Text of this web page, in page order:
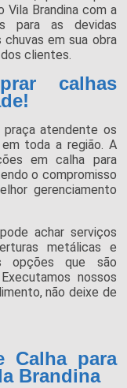
Vila Brandina com a
para as devidas
em sua obra
clientes.
calhas
atendente os
toda a região. A
em calha para
o compromisso
gerenciamento
achar serviços
metálicas e
opções que são
nossos
não deixe de
Calha para
Brandina